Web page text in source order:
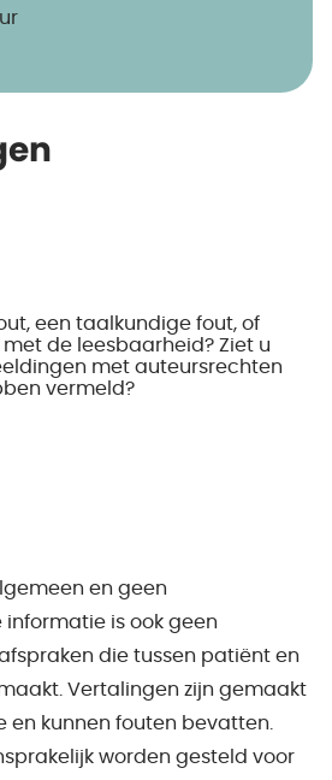
een taalkundige fout, of
de leesbaarheid? Ziet u
met auteursrechten
vermeld?
en geen
informatie is ook geen
die tussen patiënt en
Vertalingen zijn gemaakt
kunnen fouten bevatten.
worden gesteld voor